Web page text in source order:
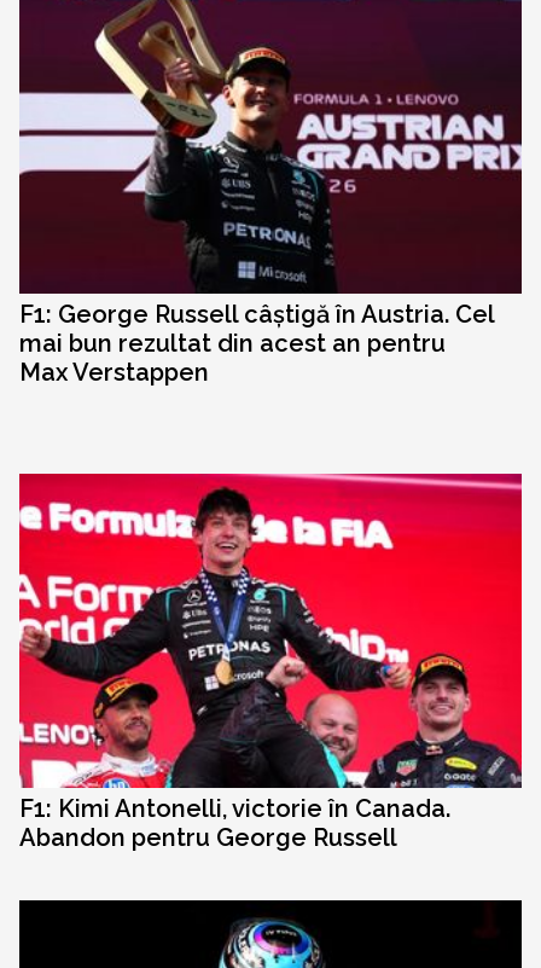
F1: George Russell câștigă în Austria. Cel
mai bun rezultat din acest an pentru
Max Verstappen
F1: Kimi Antonelli, victorie în Canada.
Abandon pentru George Russell